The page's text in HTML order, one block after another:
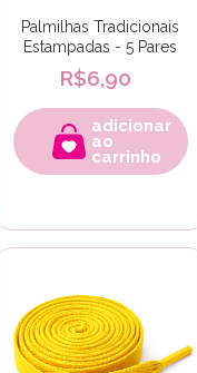
Palmilhas Tradicionais
Estampadas - 5 Pares
R$6,90
adicionar
ao
carrinho